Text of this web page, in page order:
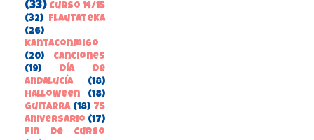
(33) Curso 14/15
(32)
FlautateKa
(26)
kantaconmigo
(20)
canciones
(19)
Día de
Andalucía
(18)
Halloween
(18)
guitarra (18) 75
aniversario (17)
Fin de Curso